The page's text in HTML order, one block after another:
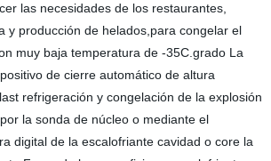
las necesidades de los restaurantes,
y producción de helados,para congelar el
muy baja temperatura de -35C.grado La
de cierre automático de altura
refrigeración y congelación de la explosión
la sonda de núcleo o mediante el
digital de la escalofriante cavidad o core la